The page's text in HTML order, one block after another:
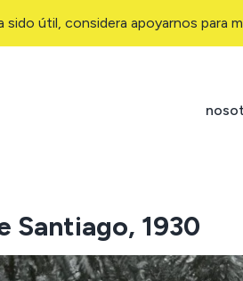
útil, considera apoyarnos para
Santiago, 1930